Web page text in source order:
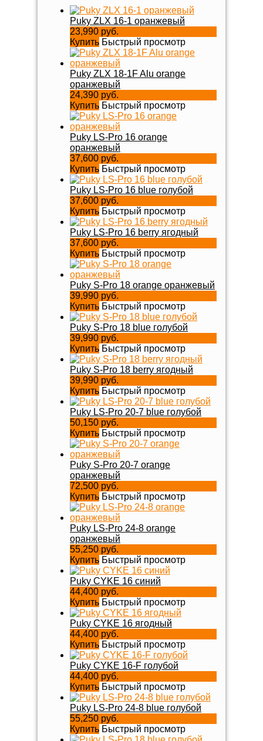
Puky ZLX 16-1 оранжевый
23,990 руб.
Купить Быстрый просмотр
Puky ZLX 18-1F Alu orange
оранжевый
24,390 руб.
Купить Быстрый просмотр
Puky LS-Pro 16 orange
оранжевый
37,600 руб.
Купить Быстрый просмотр
Puky LS-Pro 16 blue голубой
37,600 руб.
Купить Быстрый просмотр
Puky LS-Pro 16 berry ягодный
37,600 руб.
Купить Быстрый просмотр
Puky S-Pro 18 orange оранжевый
39,990 руб.
Купить Быстрый просмотр
Puky S-Pro 18 blue голубой
39,990 руб.
Купить Быстрый просмотр
Puky S-Pro 18 berry ягодный
39,990 руб.
Купить Быстрый просмотр
Puky LS-Pro 20-7 blue голубой
50,150 руб.
Купить Быстрый просмотр
Puky S-Pro 20-7 orange
оранжевый
72,500 руб.
Купить Быстрый просмотр
Puky LS-Pro 24-8 orange
оранжевый
55,250 руб.
Купить Быстрый просмотр
Puky CYKE 16 синий
44,400 руб.
Купить Быстрый просмотр
Puky CYKE 16 ягодный
44,400 руб.
Купить Быстрый просмотр
Puky CYKE 16-F голубой
44,400 руб.
Купить Быстрый просмотр
Puky LS-Pro 24-8 blue голубой
55,250 руб.
Купить Быстрый просмотр